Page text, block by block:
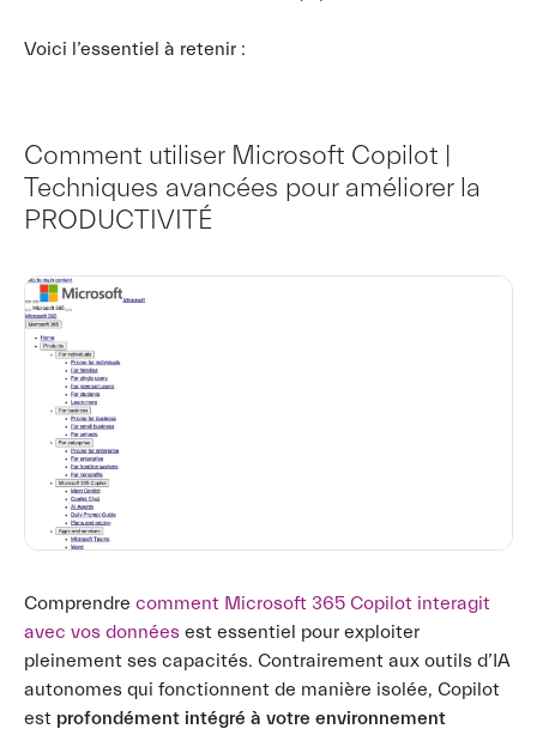
Voici l’essentiel à retenir :
Comment utiliser Microsoft Copilot |
Techniques avancées pour améliorer la
PRODUCTIVITÉ
Comprendre comment Microsoft 365 Copilot interagit
avec vos données est essentiel pour exploiter
pleinement ses capacités. Contrairement aux outils d’IA
autonomes qui fonctionnent de manière isolée, Copilot
est profondément intégré à votre environnement